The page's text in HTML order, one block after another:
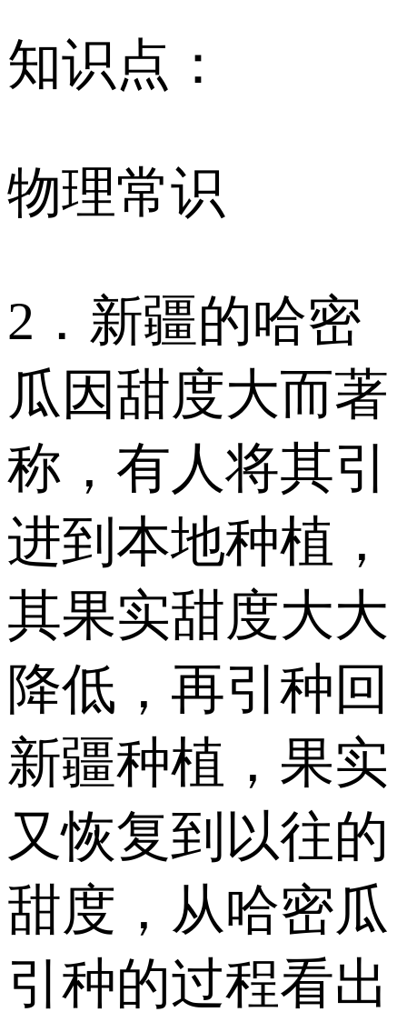
知识点：
物理常识
2．新疆的哈密
瓜因甜度大而著
称，有人将其引
进到本地种植，
其果实甜度大大
降低，再引种回
新疆种植，果实
又恢复到以往的
甜度，从哈密瓜
引种的过程看出